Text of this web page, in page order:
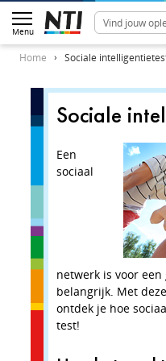
Menu
Home Sociale
Sociale
Een
sociaal
netwerk is voor
belangrijk. Met
ontdek je hoe
test!